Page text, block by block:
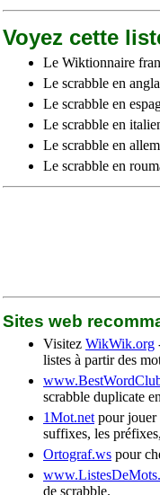
Voyez cette
Le Wiktionnaire
Le scrabble en
Le scrabble en
Le scrabble en
Le scrabble en
Le scrabble en
Sites web
Visitez WikWik.org
listes à partir des
scrabble duplicate
1Mot.net pour jouer
suffixes, les
Ortograf.ws pour
de scrabble.